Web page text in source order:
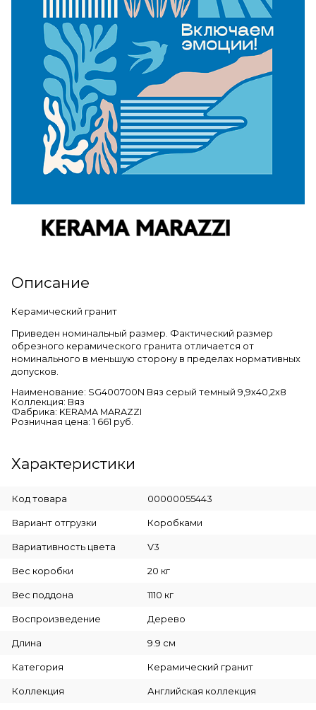
Описание
Керамический гранит
Приведен номинальный размер. Фактический размер
обрезного керамического гранита отличается от
номинального в меньшую сторону в пределах нормативных
допусков.
Наименование: SG400700N Вяз серый темный 9,9х40,2х8
Коллекция: Вяз
Фабрика: KERAMA MARAZZI
Розничная цена: 1 661 руб.
Характеристики
Код товара 00000055443
Вариант отгрузки Коробками
Вариативность цвета V3
Вес коробки 20 кг
Вес поддона 1110 кг
Воспроизведение Дерево
Длина 9.9 см
Категория Керамический гранит
Коллекция Английская коллекция